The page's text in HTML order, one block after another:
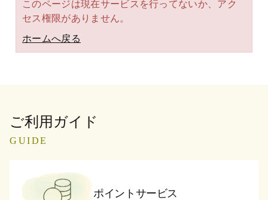
このページは現在サービスを行ってないか、アク
セス権限がありません。
ホームへ戻る
ご利用ガイド
GUIDE
ポイントサービス